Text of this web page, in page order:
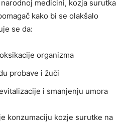
medicini, kozja surutka
kako bi se olakšalo
se da:
organizma
probave i žuči
i smanjenju umora
konzumaciju kozje surutke na